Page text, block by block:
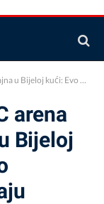
o nadolazećem događaju
arena
Bijeloj